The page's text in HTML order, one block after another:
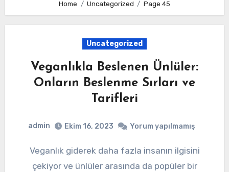
Home Uncategorized Page 45
Uncategorized
Veganlıkla Beslenen Ünlüler:
Onların Beslenme Sırları ve
Tarifleri
admin Ekim 16, 2023 Yorum yapılmamış
Veganlık giderek daha fazla insanın ilgisini
çekiyor ve ünlüler arasında da popüler bir